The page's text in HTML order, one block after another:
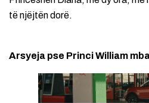
të njëjtën dorë.
Arsyeja pse Princi William